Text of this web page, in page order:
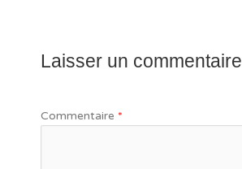
Laisser un commentaire
Commentaire *